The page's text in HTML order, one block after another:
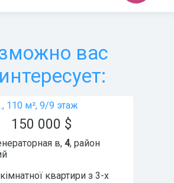
вас
110 м², 9/9 этаж
150 000 $
в, 4, район
квартири з 3-х